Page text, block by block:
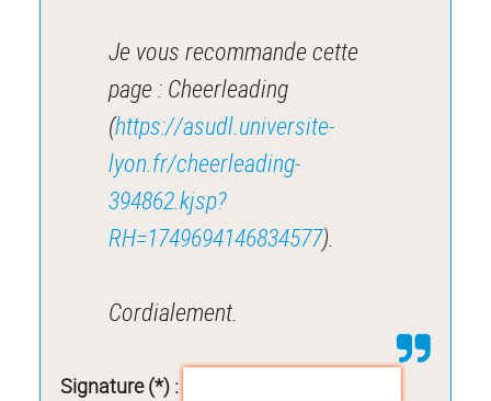
Je vous recommande cette
page : Cheerleading
(https://asudl.universite-
lyon.fr/cheerleading-
394862.kjsp?
RH=1749694146834577).
Cordialement.
Signature (*) :